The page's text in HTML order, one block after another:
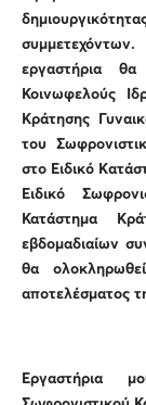
εργαστήρια
Κοινωφελούς
Κράτησης
του
στο Ειδικό K
Ειδικό
Κατάστημα
εβδομαδιαίων
θα
αποτελέσματος
Εργαστήρια